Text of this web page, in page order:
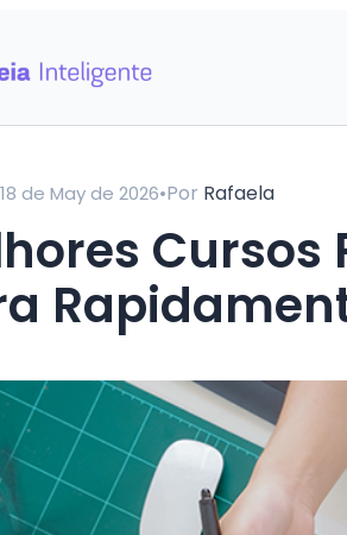
18 de May de 2026•Por Rafaela
Cursos